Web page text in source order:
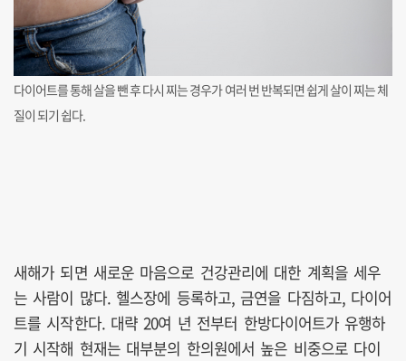
다이어트를 통해 살을 뺀 후 다시 찌는 경우가 여러 번 반복되면 쉽게 살이 찌는 체
질이 되기 쉽다.
새해가 되면 새로운 마음으로 건강관리에 대한 계획을 세우
는 사람이 많다. 헬스장에 등록하고, 금연을 다짐하고, 다이어
트를 시작한다. 대략 20여 년 전부터 한방다이어트가 유행하
기 시작해 현재는 대부분의 한의원에서 높은 비중으로 다이